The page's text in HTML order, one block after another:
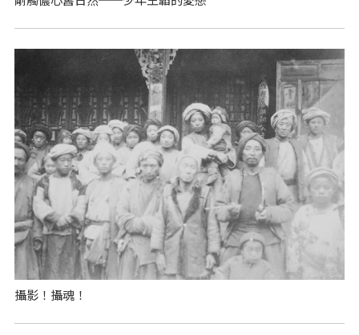
攝影！攝魂！